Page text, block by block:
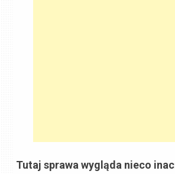
Tutaj sprawa wygląda nieco